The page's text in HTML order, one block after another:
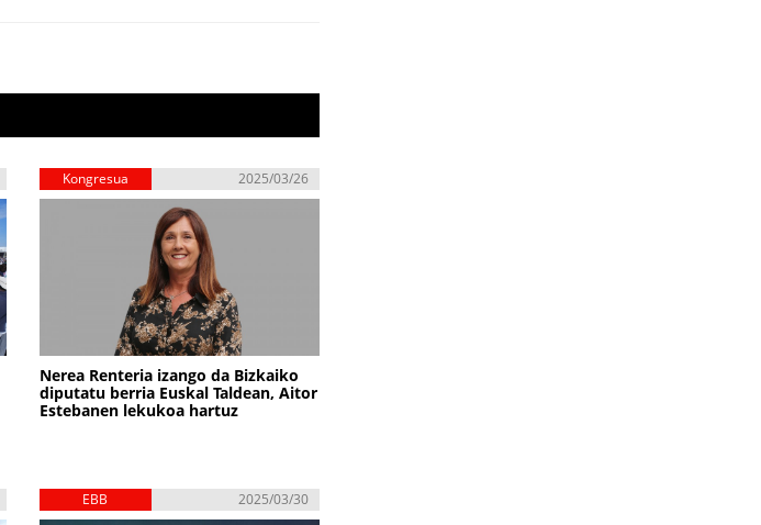
Kongresua 2025/03/26
Nerea Renteria izango da Bizkaiko
diputatu berria Euskal Taldean, Aitor
Estebanen lekukoa hartuz
EBB 2025/03/30